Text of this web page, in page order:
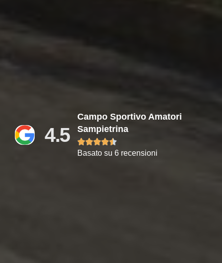
4.5
Campo Sportivo Amatori
Sampietrina

Basato su 6 recensioni